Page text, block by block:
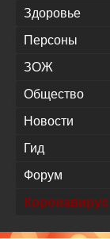
Здоровье
Персоны
ЗОЖ
Общество
Новости
Гид
Форум
Коронавирус